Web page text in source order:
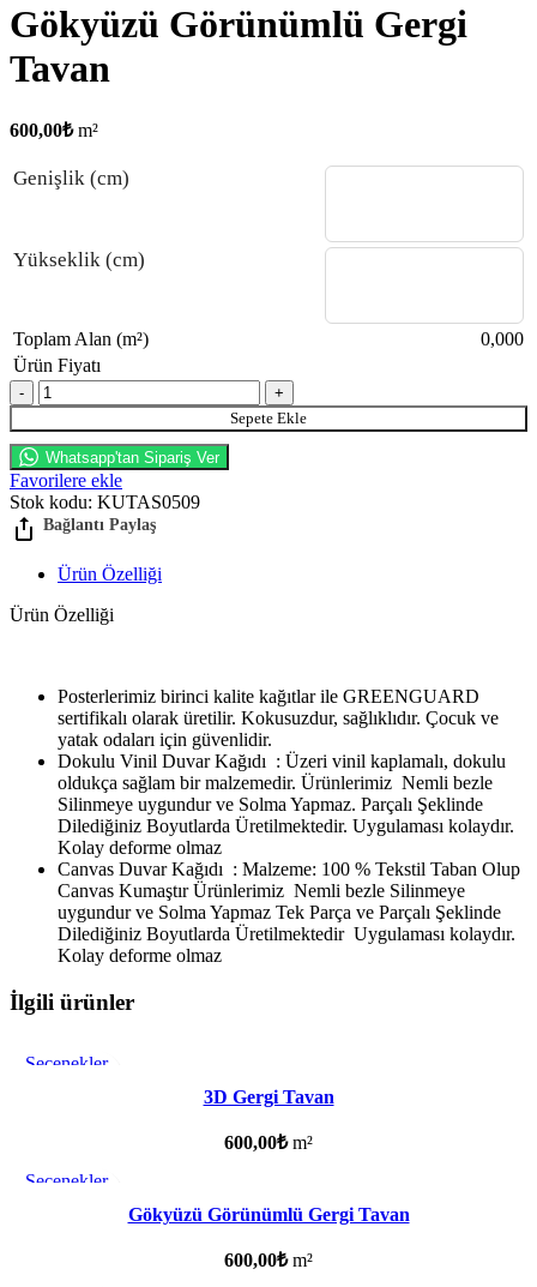
Gökyüzü Görünümlü Gergi
Tavan
600,00₺m²
Genişlik (cm)
Yükseklik (cm)
Toplam Alan (m²)
0,000
Ürün Fiyatı
Gökyüzü Görünümlü Gergi Tavan adet
Sepete Ekle
Whatsapp'tan Sipariş Ver
Favorilere ekle
Stok kodu: KUTAS0509
Ürün Özelliği
Ürün Özelliği
Posterlerimiz birinci kalite kağıtlar ile GREENGUARD
sertifikalı olarak üretilir. Kokusuzdur, sağlıklıdır. Çocuk ve
yatak odaları için güvenlidir.
Dokulu Vinil Duvar Kağıdı : Üzeri vinil kaplamalı, dokulu
oldukça sağlam bir malzemedir. Ürünlerimiz Nemli bezle
Silinmeye uygundur ve Solma Yapmaz. Parçalı Şeklinde
Dilediğiniz Boyutlarda Üretilmektedir. Uygulaması kolaydır.
Kolay deforme olmaz
Canvas Duvar Kağıdı : Malzeme: 100 % Tekstil Taban Olup
Canvas Kumaştır Ürünlerimiz Nemli bezle Silinmeye
uygundur ve Solma Yapmaz Tek Parça ve Parçalı Şeklinde
Dilediğiniz Boyutlarda Üretilmektedir Uygulaması kolaydır.
Kolay deforme olmaz
İlgili ürünler
Seçenekler
3D Gergi Tavan
600,00₺m²
Seçenekler
Gökyüzü Görünümlü Gergi Tavan
600,00₺m²